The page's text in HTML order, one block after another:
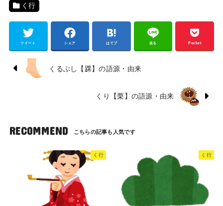
く行
ツイート シェア はてブ 送る Pocket
くるぶし【踝】の語源・由来
くり【栗】の語源・由来
RECOMMEND
く行 く行